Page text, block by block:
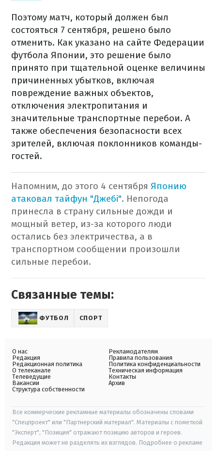
Поэтому матч, который должен был
состояться 7 сентября, решено было
отменить. Как указано на сайте Федерации
футбола Японии, это решение было
принято при тщательной оценке величины
причиненных убытков, включая
повреждение важных объектов,
отключения электропитания и
значительные транспортные перебои. А
также обеспечения безопасности всех
зрителей, включая поклонников команды-
гостей.
Напомним, до этого 4 сентября Японию
атаковал тайфун "Джебі". Непогода
принесла в страну сильные дожди и
мощный ветер, из-за которого люди
остались без электричества, а в
транспортном сообщении произошли
сильные перебои.
Связанные темы:
ФУТБОЛ СПОРТ
О нас
Редакция
Редакционная политика
О телеканале
Телеведущие
Вакансии
Структура собственности
Рекламодателям
Правила пользования
Политика конфиденциальности
Техническая информация
Контакты
Архив
Все коммерческие рекламные материалы обозначены словами
"Спецпроект" или "Партнерский материал". Материалы с пометкой
"Эксперт", "Позиция" отражают позицию авторов и героев.
Редакция может не разделять их взглядов. Подробнее о рекламе